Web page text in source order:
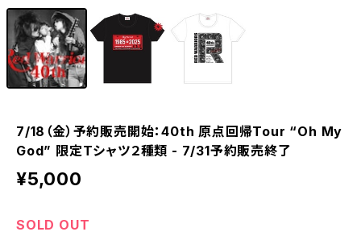
7/18（金）予約販売開始：40th 原点回帰Tour “Oh My
God” 限定Tシャツ２種類 - 7/31予約販売終了
¥5,000
SOLD OUT